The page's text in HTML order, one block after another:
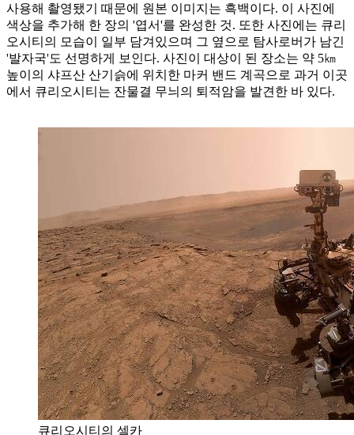
사용해 촬영됐기 때문에 원본 이미지는 흑백이다. 이 사진에
색상을 추가해 한 장의 '엽서'를 완성한 것. 또한 사진에는 큐리
오시티의 모습이 일부 담겨있으며 그 옆으로 탐사로버가 남긴
'발자국'도 선명하게 보인다. 사진이 대상이 된 장소는 약 5㎞
높이의 샤프산 산기슭에 위치한 마커 밴드 계곡으로 과거 이곳
에서 큐리오시티는 잔물결 무늬의 퇴적암을 발견한 바 있다.
큐리오시티의 셀카